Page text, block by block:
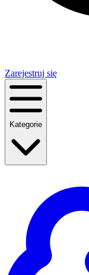
Zarejestruj się
Kategorie